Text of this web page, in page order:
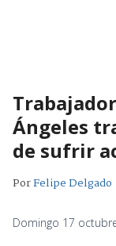
Ángeles
de sufrir
PorFelipe Delgado
Domingo 17